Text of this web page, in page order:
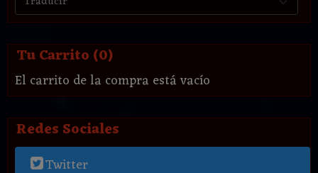
Tu Carrito (0)
El carrito de la compra está vacío
Redes Sociales
Twitter